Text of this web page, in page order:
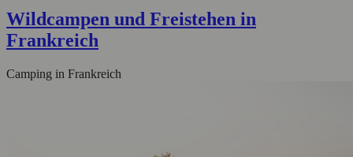
Wildcampen und Freistehen in
Frankreich
Camping in Frankreich